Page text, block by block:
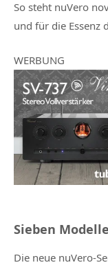
So steht nuVero
und für die Essenz
WERBUNG
Sieben
Die neue nuVero-